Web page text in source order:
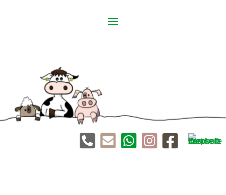




